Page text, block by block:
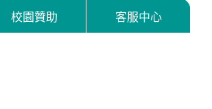
校園贊助 客服中心